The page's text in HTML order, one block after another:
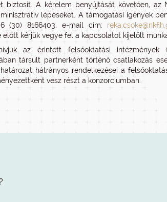
biztosít. A kérelem benyújtását követően,
lépéseket. A támogatási igények
(30) 8166403, e-mail cím:
előtt kérjük vegye fel a kapcsolatot kijelölt
az érintett felsőoktatási
társult partnerként történő csatlakozás
hátrányos rendelkezései a
vesz részt a konzorciumban.